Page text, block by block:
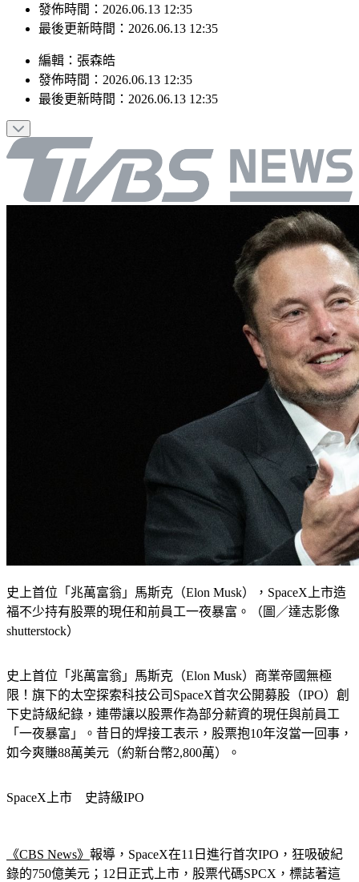
發佈時間：2026.06.13 12:35
最後更新時間：2026.06.13 12:35
編輯 ： 張森皓
發佈時間： 2026.06.13 12:35
最後更新時間： 2026.06.13 12:35
史上首位「兆萬富翁」馬斯克（Elon Musk），SpaceX上市造
福不少持有股票的現任和前員工一夜暴富。（圖／達志影像
shutterstock）
史上首位「兆萬富翁」馬斯克（Elon Musk）商業帝國無極
限！旗下的太空探索科技公司SpaceX首次公開募股（IPO）創
下史詩級紀錄，連帶讓以股票作為部分薪資的現任與前員工
「一夜暴富」。昔日的焊接工表示，股票抱10年沒當一回事，
如今爽賺88萬美元（約新台幣2,800萬）。
SpaceX上市　史詩級IPO
《CBS News》 報導，SpaceX在11日進行首次IPO，狂吸破紀
錄的750億美元；12日正式上市，股票代碼SPCX，標誌著這